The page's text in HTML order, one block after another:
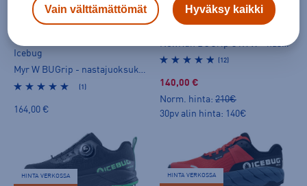
Icebug
Myr W BUGrip - nastajuoksukengät
(1)
164,00 €
LAST CHANCE
Icebug
NewRun BUGrip GTX W - nastajuoksukengät
(12)
140,00 €
Norm. hinta: 210€
30pv alin hinta: 140€
HINTA VERKOSSA HINTA VERKOSSA
Vain välttämättömät Hyväksy kaikki